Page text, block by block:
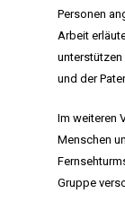
Personen
Arbeit
unterstützen
und der
Im weiteren
Menschen
Gruppe